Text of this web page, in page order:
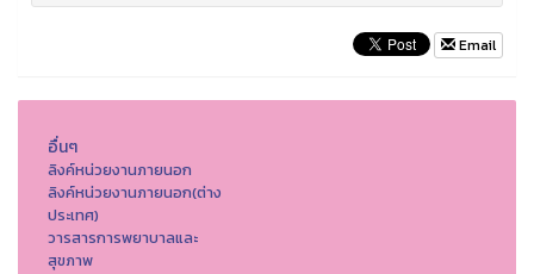
Email
อื่นๆ
ลิงค์หน่วยงานภายนอก
ลิงค์หน่วยงานภายนอก(ต่าง
ประเทศ)
วารสารการพยาบาลและ
สุขภาพ